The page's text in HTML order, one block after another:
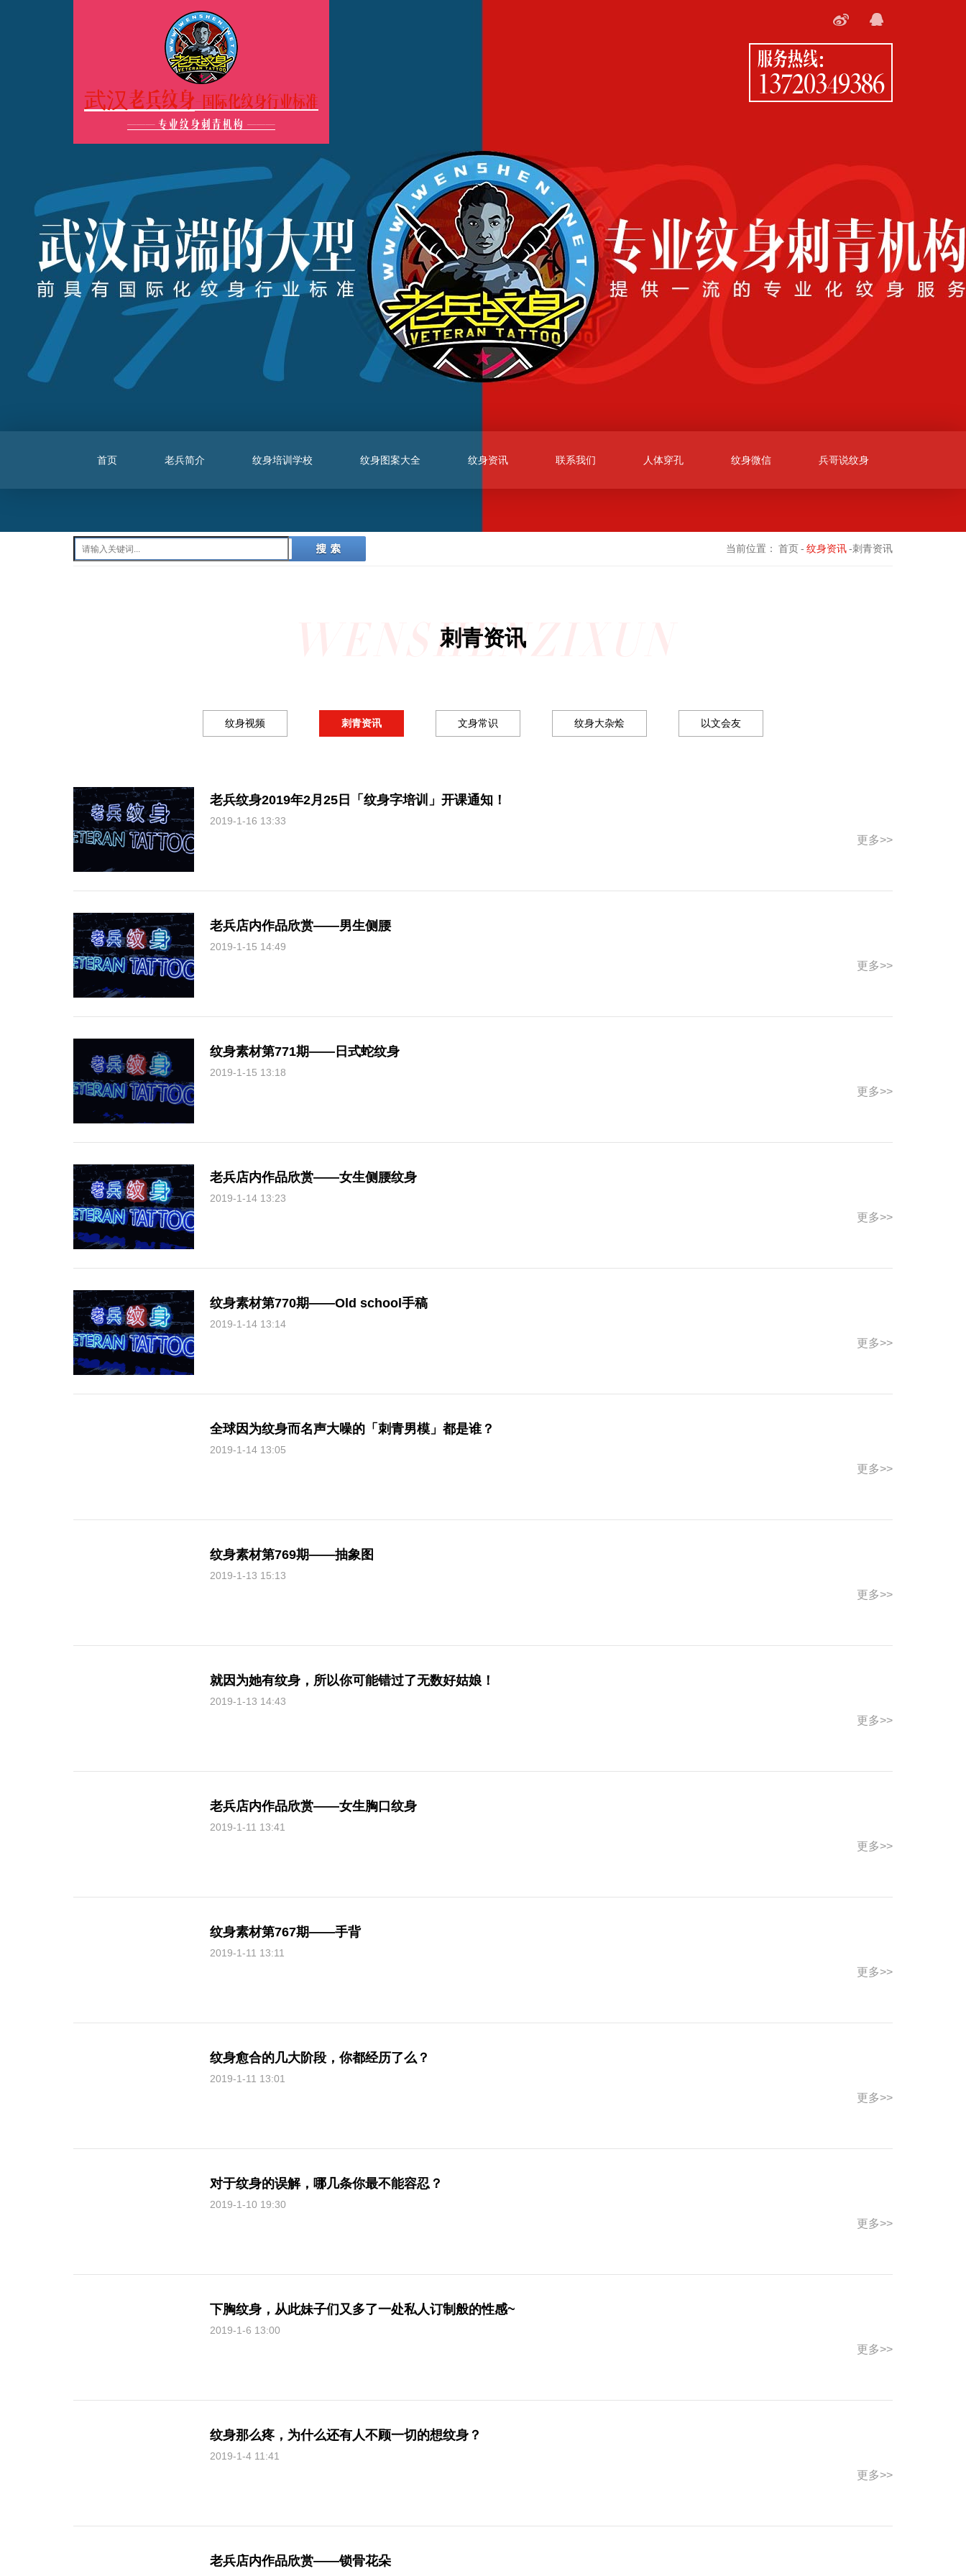
武汉老兵纹身-国际化纹身行业标准
——— 专业纹身刺青机构 ———
服务热线：
13720349386
首页 老兵简介 纹身培训学校 纹身图案大全 纹身资讯 联系我们 人体穿孔 纹身微信 兵哥说纹身
当前位置： 首页- 纹身资讯-刺青资讯
WENSHENZIXUN
刺青资讯
纹身视频 刺青资讯 文身常识 纹身大杂烩 以文会友
老兵纹身2019年2月25日「纹身字培训」开课通知！
2019-1-16 13:33
更多>>
老兵店内作品欣赏——男生侧腰
2019-1-15 14:49
更多>>
纹身素材第771期——日式蛇纹身
2019-1-15 13:18
更多>>
老兵店内作品欣赏——女生侧腰纹身
2019-1-14 13:23
更多>>
纹身素材第770期——Old school手稿
2019-1-14 13:14
更多>>
全球因为纹身而名声大噪的「刺青男模」都是谁？
2019-1-14 13:05
更多>>
纹身素材第769期——抽象图
2019-1-13 15:13
更多>>
就因为她有纹身，所以你可能错过了无数好姑娘！
2019-1-13 14:43
更多>>
老兵店内作品欣赏——女生胸口纹身
2019-1-11 13:41
更多>>
纹身素材第767期——手背
2019-1-11 13:11
更多>>
纹身愈合的几大阶段，你都经历了么？
2019-1-11 13:01
更多>>
对于纹身的误解，哪几条你最不能容忍？
2019-1-10 19:30
更多>>
下胸纹身，从此妹子们又多了一处私人订制般的性感~
2019-1-6 13:00
更多>>
纹身那么疼，为什么还有人不顾一切的想纹身？
2019-1-4 11:41
更多>>
老兵店内作品欣赏——锁骨花朵